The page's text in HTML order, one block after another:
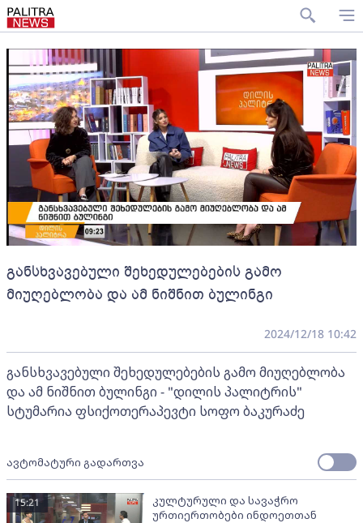
განსხვავებული შეხედულებების გამო
მიუღებლობა და ამ ნიშნით ბულინგი
2024/12/18 10:42
განსხვავებული შეხედულებების გამო მიუღებლობა
და ამ ნიშნით ბულინგი - "დილის პალიტრის"
სტუმარია ფსიქოთერაპევტი სოფო ბაკურაძე
ავტომატური გადართვა
კულტურული და სავაჭრო
ურთიერთობები ინდოეთთან
15:21